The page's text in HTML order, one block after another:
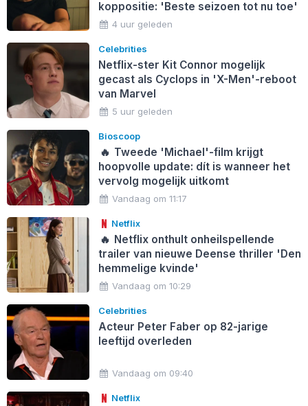
koppositie: 'Beste seizoen tot nu toe'
4 uur geleden
Celebrities
Netflix-ster Kit Connor mogelijk
gecast als Cyclops in 'X-Men'-reboot
van Marvel
5 uur geleden
Bioscoop
🔥 Tweede 'Michael'-film krijgt
hoopvolle update: dít is wanneer het
vervolg mogelijk uitkomt
Vandaag om 11:17
Netflix
🔥 Netflix onthult onheilspellende
trailer van nieuwe Deense thriller 'Den
hemmelige kvinde'
Vandaag om 10:29
Celebrities
Acteur Peter Faber op 82-jarige
leeftijd overleden
Vandaag om 09:40
Netflix